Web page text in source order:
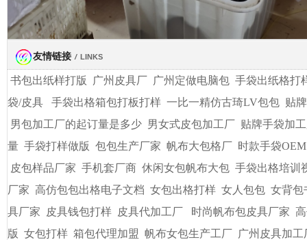
友情链接 / LINKS
书包出纸样打版 广州皮具厂 广州定做电脑包 手袋出纸格打
袋/皮具
手袋出格箱包打板打样 一比一精仿古琦LV包包 贴
男包加工厂的起订量是多少 男女式皮包加工厂 贴牌手袋加
量 手袋打样做版 包包生产厂家 帆布大包格厂 时款手袋OEM
皮包样品厂家 手机套厂商 休闲女包帆布大包 手袋出格培训
厂家 高仿包包出格电子文档 女包出格打样 女人包包 女背包
具厂家
皮具钱包打样 皮具代加工厂 时尚帆布包皮具厂家
版 女包打样 箱包代理加盟 帆布女包生产工厂 广州皮具加工